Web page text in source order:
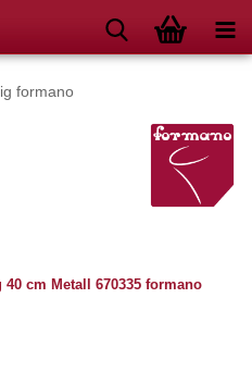
formano